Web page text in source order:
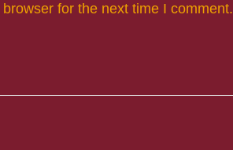
for the next time I comment.